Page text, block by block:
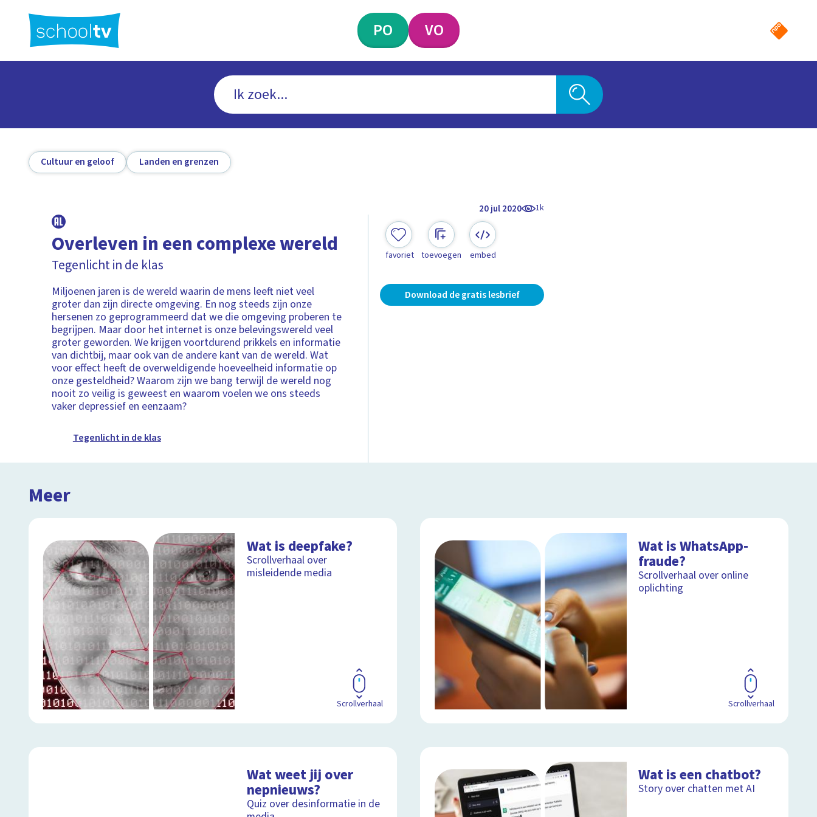
hoofdinhoud
PO VO
Cultuur en geloof Landen en grenzen
20 jul 2020 1k
Overleven in een complexe wereld
Tegenlicht in de klas
Miljoenen jaren is de wereld waarin de mens leeft niet veel
groter dan zijn directe omgeving. En nog steeds zijn onze
hersenen zo geprogrammeerd dat we die omgeving proberen te
begrijpen. Maar door het internet is onze belevingswereld veel
groter geworden. We krijgen voortdurend prikkels en informatie
van dichtbij, maar ook van de andere kant van de wereld. Wat
voor effect heeft de overweldigende hoeveelheid informatie op
onze gesteldheid? Waarom zijn we bang terwijl de wereld nog
nooit zo veilig is geweest en waarom voelen we ons steeds
vaker depressief en eenzaam?
Tegenlicht in de klas
favoriet toevoegen embed
Download de gratis lesbrief
Meer
Wat is deepfake?
Scrollverhaal over
misleidende media
Scrollverhaal
Wat is WhatsApp-
fraude?
Scrollverhaal over online
oplichting
Scrollverhaal
Wat weet jij over
nepnieuws?
Quiz over desinformatie in de
Wat is een chatbot?
Story over chatten met AI